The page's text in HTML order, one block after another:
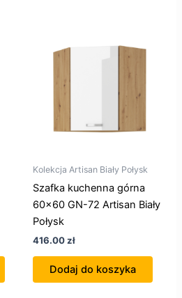
Kolekcja Artisan Biały Połysk
Szafka kuchenna górna
60×60 GN-72 Artisan Biały
Połysk
416.00zł
Dodaj do koszyka